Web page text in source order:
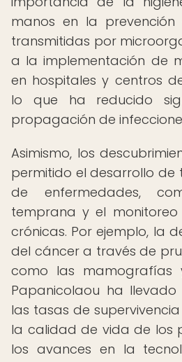
manos en la prevención
transmitidas por
a la implementación de
en hospitales y centros
lo que ha reducido
propagación de
Asimismo, los
permitido el desarrollo de
de enfermedades,
temprana y el
crónicas. Por ejemplo, la
del cáncer a través de
como las mamografías
Papanicolaou ha
las tasas de
la calidad de vida de los
los avances en la